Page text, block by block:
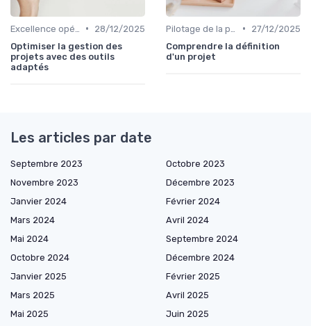
•
28/12/2025
Optimiser la gestion des
projets avec des outils
adaptés
•
27/12/2025
Comprendre la définition
d'un projet
Les articles par date
Septembre 2023
Octobre 2023
Novembre 2023
Décembre 2023
Janvier 2024
Février 2024
Mars 2024
Avril 2024
Mai 2024
Septembre 2024
Octobre 2024
Décembre 2024
Janvier 2025
Février 2025
Mars 2025
Avril 2025
Mai 2025
Juin 2025